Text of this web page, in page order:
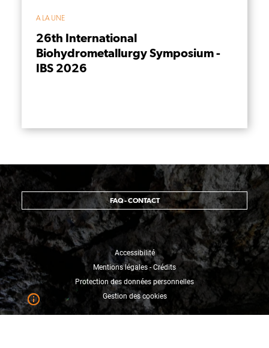
A LA UNE
26th International
Biohydrometallurgy Symposium -
IBS 2026
FAQ - CONTACT
Accessibilité
Mentions légales - Crédits
Protection des données personnelles
Gestion des cookies